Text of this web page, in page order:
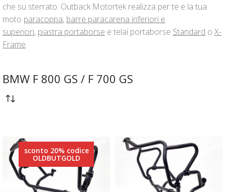
che su sterrato. Outback Motortek realizza per te e la tua
moto paracoppa, barre paracarena inferiori e
superiori, piastra portaborse e telai portaborse Standard o X-
Frame.
BMW F 800 GS / F 700 GS
sconto 20% codice
OLDBUTGOLD